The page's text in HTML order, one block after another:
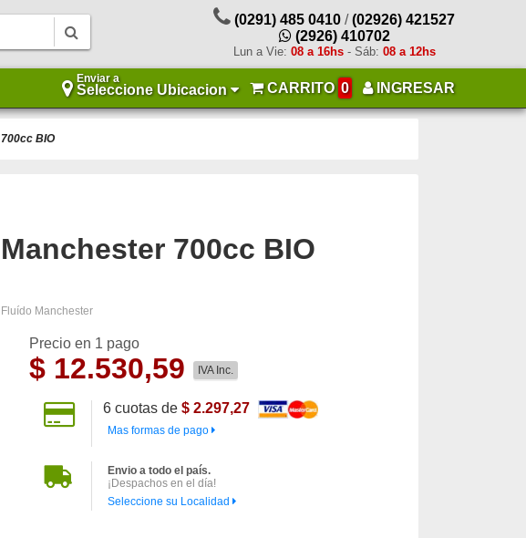
(0291) 485 0410 /(02926) 421527
(2926) 410702
Lun a Vie: 08 a 16hs- Sáb: 08 a 12hs
Enviar a
Seleccione Ubicacion CARRITO 0 INGRESAR
BIO
700cc BIO
Manchester
Precio en 1 pago
$ 12.530,59 IVA Inc.
6cuotas de $ 2.297,27
Mas formas de pago
Envio a todo el país.
¡Despachos en el día!
Seleccione su Localidad